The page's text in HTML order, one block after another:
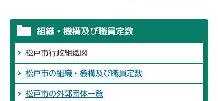
組織・機構及び職員定数
松戸市行政組織図
松戸市の組織・機構及び職員定数
松戸市の外郭団体一覧